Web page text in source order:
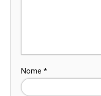
Nome *